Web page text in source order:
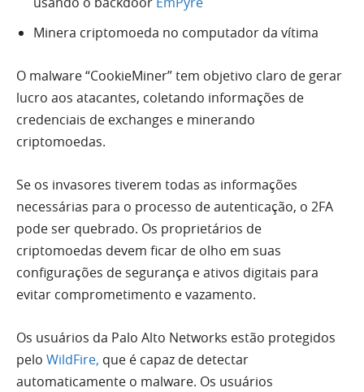
Minera criptomoeda no computador da vítima
O malware “CookieMiner” tem objetivo claro de gerar
lucro aos atacantes, coletando informações de
credenciais de exchanges e minerando
criptomoedas.
Se os invasores tiverem todas as informações
necessárias para o processo de autenticação, o 2FA
pode ser quebrado. Os proprietários de
criptomoedas devem ficar de olho em suas
configurações de segurança e ativos digitais para
evitar comprometimento e vazamento.
Os usuários da Palo Alto Networks estão protegidos
pelo WildFire, que é capaz de detectar
automaticamente o malware. Os usuários